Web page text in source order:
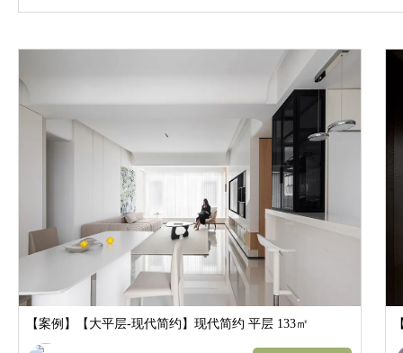
【案例】 【大平层-现代简约】现代简约 平层 133㎡